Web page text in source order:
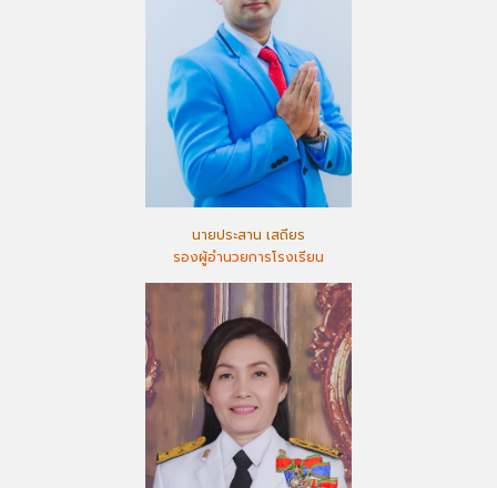
นายประสาน เสถียร
รองผู้อำนวยการโรงเรียน